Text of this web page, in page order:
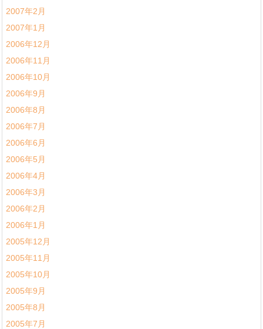
2007年2月
2007年1月
2006年12月
2006年11月
2006年10月
2006年9月
2006年8月
2006年7月
2006年6月
2006年5月
2006年4月
2006年3月
2006年2月
2006年1月
2005年12月
2005年11月
2005年10月
2005年9月
2005年8月
2005年7月